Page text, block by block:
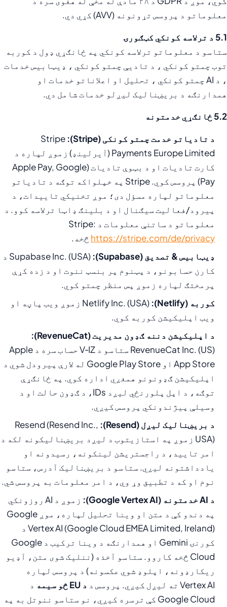
معلوماتو د پروسس تړونونه (AVV) کړي دي.
5.1 د ترلاسه کونکي کټګورۍ
ستاسو د معلوماتو ترلاسه کونکي په ځانګړي ډول د کوربه
توب چمتو کونکي ، د تادیې چمتو کونکي ، ډیټابیس خدمات
، د AI چمتو کونکي ، تحلیل او اعلاناتو خدمات او
همدارنګه د بریښنالیک لیږلو خدمات شامل دي.
5.2 ځانګړي خدمتونه
د تادیاتو خدمت چمتو کونکی (Stripe):
Stripe
Payments Europe Limited (آیرلینډ) زموږ لپاره د
کارت تادیات او د بټوې تادیات (Apple Pay, Google
Pay) پروسس کوي. Stripe په خپلواکه توګه د تادیاتو
معلوماتو لپاره مسؤل دی؛ موږ تخنیکي تاییدات، د
پیرود/فعالیت سیګنال او د بلینګ ډاټا ترلاسه کوو. د
معلوماتو د ساتنې معلومات د Stripe:
https://stripe.com/de/privacy څخه.
ډیټابیس & تصدیق (Supabase):
Supabase Inc. (USA) د
کارن حسابونو، د پټنوم پر بنسټ ننوت او د زده کړې
پرمختګ لپاره زموږ پس منظر چمتو کوي.
کوربه (Netlify):
Netlify Inc. (USA) زموږ ویب پاڼه او
ویب اپلیکیشن کوربه کوي.
د اپلیکیشن دننه ګډون مدیریت (RevenueCat):
RevenueCat Inc. (US) ستاسو د V‑IZ حساب سره د Apple
App Store او Google Play Store له لارې پیرودل شوي د
اپلیکیشن ګډونونو همغږي اداره کوي. په ځانګړې
توګه، د اپل پلورنځي لیږد IDs، د ګډون حالت او د
وسیلې پیژندونکي پروسس کیږي.
د بریښنالیک لیږل (Resend):
Resend (Resend Inc.,
USA) زموږ په استازیتوب د لیږد بریښنالیکونه لکه د
امر تایید، د راجستریشن لینکونه، رسیدونه او
یادداشتونه لیږي. ستاسو د بریښنالیک آدرس، ستاسو
نوم او که د تطبیق وړ وي، د امر معلومات به پروسس شي.
د AI خدمتونه (Google Vertex AI):
زموږ د AI روزونکي
په دندو کې د متن او وینا تحلیل لپاره، موږ Google
Vertex AI (Google Cloud EMEA Limited, Ireland) د
کورنۍ Gemini او همدارنګه د وینا ترکیب د Google
Cloud څخه کاروو. ستاسو آخذه (ننلیک شوی متن، آډیو
ریکارډونه، اپلوډ شوي عکسونه) د پروسس لپاره
Vertex AI ته لیږل کیږي. پروسس د
د EU څو سیمه
د
Google Cloud کې ترسره کیږي، نو ستاسو ننوتل به په